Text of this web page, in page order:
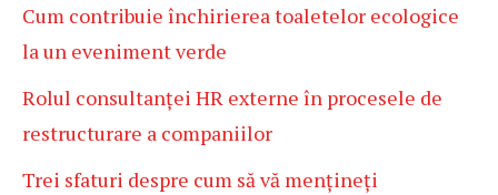
Cum contribuie închirierea toaletelor ecologice
la un eveniment verde
Rolul consultanței HR externe în procesele de
restructurare a companiilor
Trei sfaturi despre cum să vă mențineți